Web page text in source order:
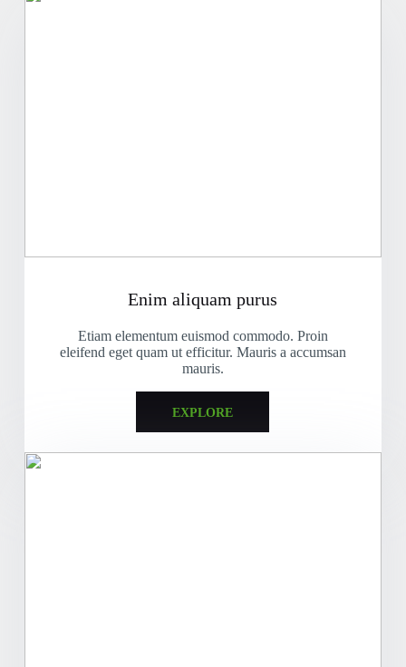
Enim aliquam purus
Etiam elementum euismod commodo. Proin
eleifend eget quam ut efficitur. Mauris a accumsan
mauris.
EXPLORE